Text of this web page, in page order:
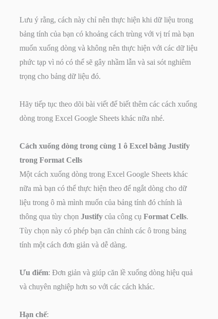
Lưu ý rằng, cách này chỉ nên thực hiện khi dữ liệu trong
bảng tính của bạn có khoảng cách trùng với vị trí mà bạn
muốn xuống dòng và không nên thực hiện với các dữ liệu
phức tạp vì nó có thể sẽ gây nhầm lẫn và sai sót nghiêm
trọng cho bảng dữ liệu đó.
Hãy tiếp tục theo dõi bài viết để biết thêm các cách xuống
dòng trong Excel Google Sheets khác nữa nhé.
Cách xuống dòng trong cùng 1 ô Excel bằng Justify
trong Format Cells
Một cách xuống dòng trong Excel Google Sheets khác
nữa mà bạn có thể thực hiện theo để ngắt dòng cho dữ
liệu trong ô mà mình muốn của bảng tính đó chính là
thông qua tùy chọn Justify của công cụ Format Cells.
Tùy chọn này có phép bạn căn chỉnh các ô trong bảng
tính một cách đơn giản và dễ dàng.
Ưu điểm: Đơn giản và giúp căn lề xuống dòng hiệu quả
và chuyên nghiệp hơn so với các cách khác.
Hạn chế: